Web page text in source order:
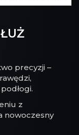
precyzji –
z
nowoczesny